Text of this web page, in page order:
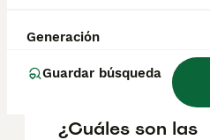
Generación
Guardar búsqueda
¿Son fáciles de
pastores
¿Cuáles son las